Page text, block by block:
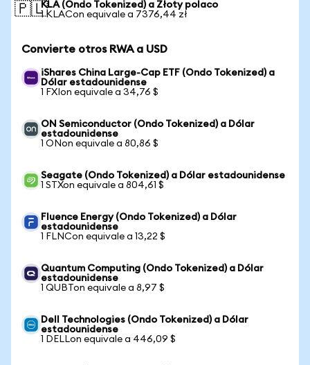
🇵🇱KLA (Ondo Tokenized) a Złoty polaco
1 KLACon equivale a 7376,44 zł
Convierte otros RWA a USD
iShares China Large-Cap ETF (Ondo Tokenized) a
Dólar estadounidense
1 FXIon equivale a 34,76 $
ON Semiconductor (Ondo Tokenized) a Dólar
estadounidense
1 ONon equivale a 80,86 $
Seagate (Ondo Tokenized) a Dólar estadounidense
1 STXon equivale a 804,61 $
Fluence Energy (Ondo Tokenized) a Dólar
estadounidense
1 FLNCon equivale a 13,22 $
Quantum Computing (Ondo Tokenized) a Dólar
estadounidense
1 QUBTon equivale a 8,97 $
Dell Technologies (Ondo Tokenized) a Dólar
estadounidense
1 DELLon equivale a 446,09 $